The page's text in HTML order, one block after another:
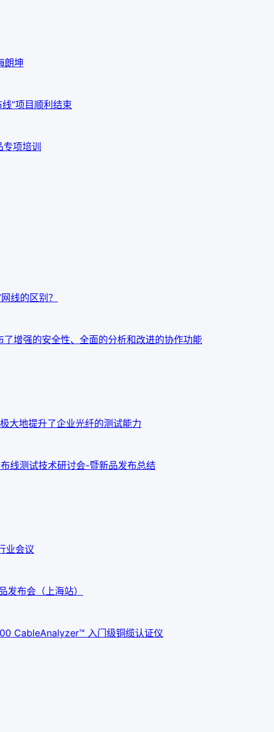
朗坤
”项目顺利结束
项培训
线的区别？
增强的安全性、全面的分析和改进的协作功能
大地提升了企业光纤的测试能力
线测试技术研讨会-暨新品发布总结
业会议
布会（上海站）
CableAnalyzer™ 入门级铜缆认证仪